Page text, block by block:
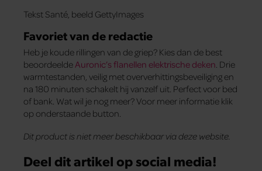
Tekst Santé, beeld GettyImages
Favoriet van de redactie
Heb je koude rillingen van de griep? Kies dan de best
beoordeeldeAuronic’s flanellen elektrische deken. Drie
warmtestanden, veilig met oververhittingsbeveiliging en
na 180 minuten schakelt hij vanzelf uit. Perfect voor bed
of bank. Wat wil je nog meer? Voor meer informatie klik
op onderstaande button.
Dit product is niet meer beschikbaar via deze website.
Deel dit artikel op social media!